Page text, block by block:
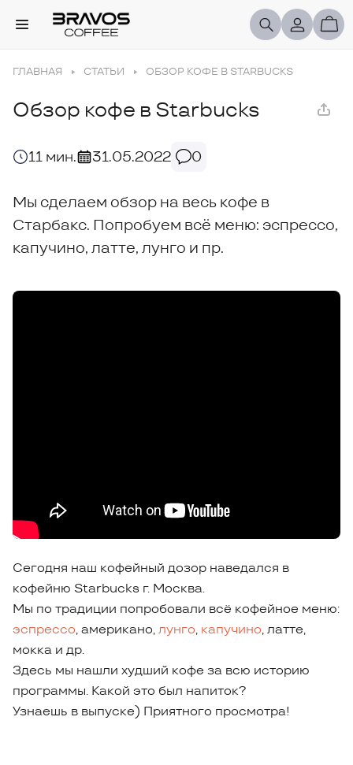
ГЛАВНАЯ СТАТЬИ ОБЗОР КОФЕ В STARBUCKS
Обзор кофе в Starbucks
11 мин. 31.05.2022 0
Мы сделаем обзор на весь кофе в
Старбакс. Попробуем всё меню: эспрессо,
капучино, латте, лунго и пр.
Сегодня наш кофейный дозор наведался в
кофейню Starbucks г. Москва.
Мы по традиции попробовали всё кофейное меню:
эспрессо, американо,лунго, капучино, латте,
мокка и др.
Здесь мы нашли худший кофе за всю историю
программы. Какой это был напиток?
Узнаешь в выпуске) Приятного просмотра!